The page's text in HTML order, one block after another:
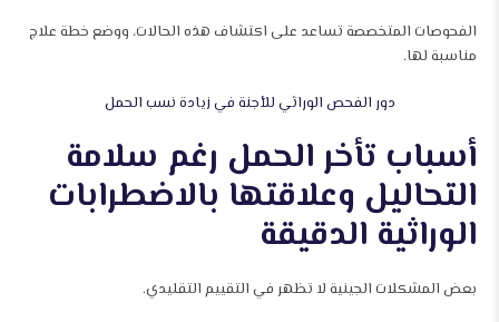
الفحوصات المتخصصة تساعد على اكتشاف هذه الحالات، ووضع خطة علاج
مناسبة لها.
دور الفحص الوراثي للأجنة في زيادة نسب الحمل
أسباب تأخر الحمل رغم سلامة
التحاليل وعلاقتها بالاضطرابات
الوراثية الدقيقة
بعض المشكلات الجينية لا تظهر في التقييم التقليدي.